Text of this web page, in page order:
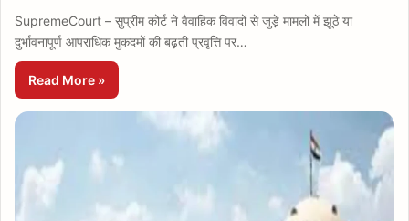
SupremeCourt – सुप्रीम कोर्ट ने वैवाहिक विवादों से जुड़े मामलों में झूठे या
दुर्भावनापूर्ण आपराधिक मुकदमों की बढ़ती प्रवृत्ति पर…
Read More »